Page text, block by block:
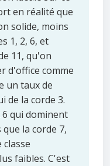
en réalité que
solide, moins
1, 2, 6, et
11, qu'on
d'office comme
un taux de
de la corde 3.
6 qui dominent
la corde 7,
faibles. C'est